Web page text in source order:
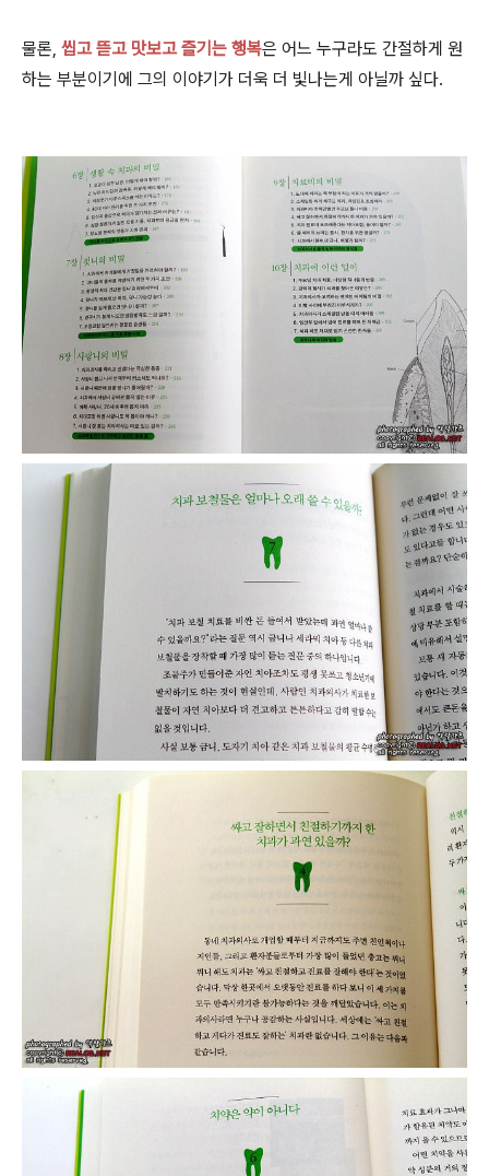
물론, 씹고 뜯고 맛보고 즐기는 행복은 어느 누구라도 간절하게 원
하는 부분이기에 그의 이야기가 더욱 더 빛나는게 아닐까 싶다.